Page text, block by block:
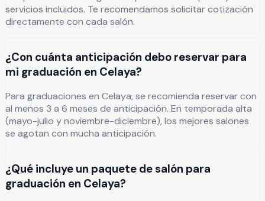
servicios incluidos. Te recomendamos solicitar cotización
directamente con cada salón.
¿Con cuánta anticipación debo reservar para
mi graduación en Celaya?
Para graduaciones en Celaya, se recomienda reservar con
al menos 3 a 6 meses de anticipación. En temporada alta
(mayo-julio y noviembre-diciembre), los mejores salones
se agotan con mucha anticipación.
¿Qué incluye un paquete de salón para
graduación en Celaya?